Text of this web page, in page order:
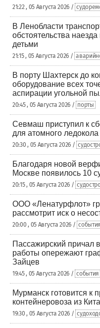
21:22 , 05 Августа 2026 /
В Ленобласти
обстоятельства
детьми
21:15 , 05 Августа 2026 /
В порту Шахтерск до
оборудование всех
аспирации угольной
20:45 , 05 Августа 2026 / порты
Севмаш приступил к
для атомного
20:30 , 05 Августа 2026 /
Благодаря новой
Москве появилось 10
20:15 , 05 Августа 2026 /
ООО «Ленатурфлот»
рассмотрит иск о
20:00 , 05 Августа 2026 / события
Пассажирский причал
работы опережают
Зайцев
19:45 , 05 Августа 2026 / события
Мурманск готовится к
контейнеровоза из
19:30 , 05 Августа 2026 /